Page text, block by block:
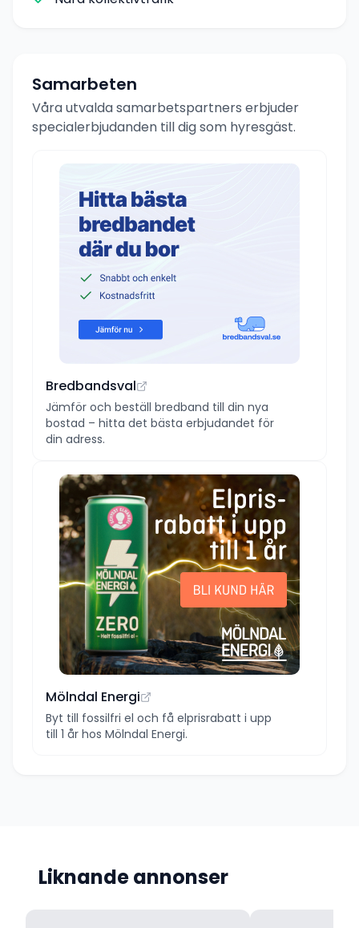
Samarbeten
Våra utvalda samarbetspartners erbjuder
specialerbjudanden till dig som hyresgäst.
Bredbandsval
Jämför och beställ bredband till din nya
bostad – hitta det bästa erbjudandet för
din adress.
Mölndal Energi
Byt till fossilfri el och få elprisrabatt i upp
till 1 år hos Mölndal Energi.
Liknande annonser